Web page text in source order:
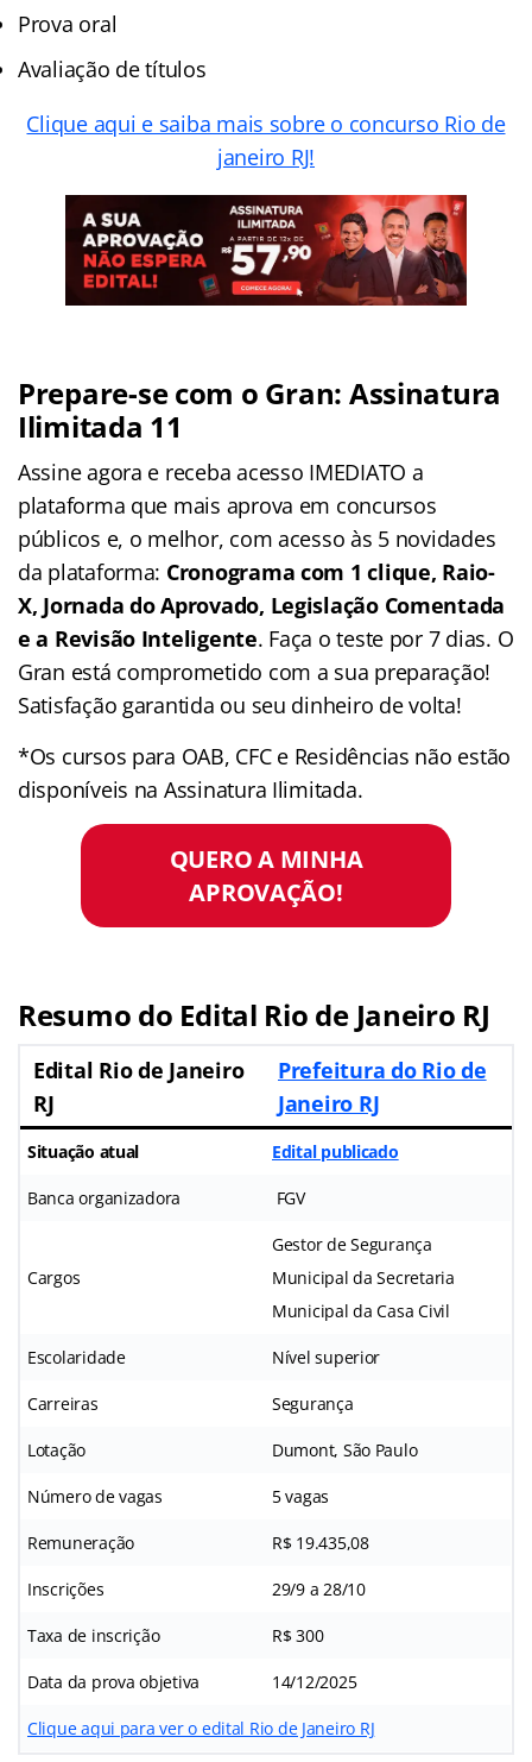
Prova oral
Avaliação de títulos
Clique aqui e saiba mais sobre o concurso Rio de
janeiro RJ!
Prepare-se com o Gran: Assinatura
Ilimitada 11
Assine agora e receba acesso IMEDIATO a
plataforma que mais aprova em concursos
públicos e, o melhor, com acesso às 5 novidades
da plataforma: Cronograma com 1 clique, Raio-
X, Jornada do Aprovado, Legislação Comentada
e a Revisão Inteligente. Faça o teste por 7 dias. O
Gran está comprometido com a sua preparação!
Satisfação garantida ou seu dinheiro de volta!
*Os cursos para OAB, CFC e Residências não estão
disponíveis na Assinatura Ilimitada.
QUERO A MINHA
APROVAÇÃO!
Resumo do Edital Rio de Janeiro RJ
Edital Rio de Janeiro
RJ
Prefeitura do Rio de
Janeiro RJ
Situação atual Edital publicado
Banca organizadora FGV
Cargos
Gestor de Segurança
Municipal da Secretaria
Municipal da Casa Civil
Escolaridade Nível superior
Carreiras Segurança
Lotação Dumont, São Paulo
Número de vagas 5 vagas
Remuneração R$ 19.435,08
Inscrições 29/9 a 28/10
Taxa de inscrição R$ 300
Data da prova objetiva 14/12/2025
Clique aqui para ver o edital Rio de Janeiro RJ